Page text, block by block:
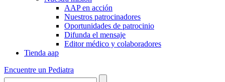
AAP en acción
Nuestros patrocinadores
Oportunidades de patrocinio
Difunda el mensaje
Editor médico y colaboradores
Tienda aap
Encuentre un Pediatra